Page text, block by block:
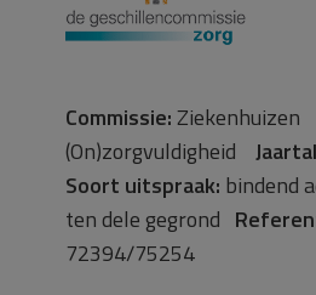
Commissie:Ziekenhuizen
(On)zorgvuldigheid
Soort uitspraak: bindend
ten dele gegrond
72394/75254